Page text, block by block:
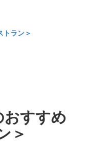
トラン＞
おすすめ
＞